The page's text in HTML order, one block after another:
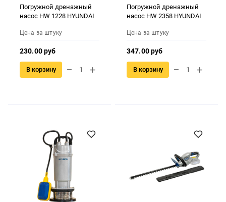
Погружной дренажный
насос HW 1228 HYUNDAI
Цена за штуку
230.00 руб
В корзину
Погружной дренажный
насос HW 2358 HYUNDAI
Цена за штуку
347.00 руб
В корзину